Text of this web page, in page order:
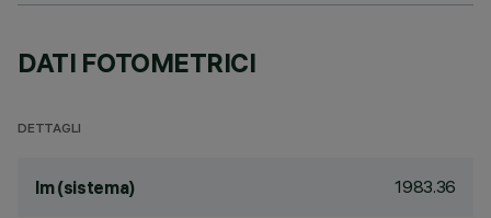
DATI FOTOMETRICI
DETTAGLI
lm (sistema) 1983.36